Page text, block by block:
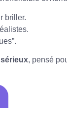
briller.
, pensé